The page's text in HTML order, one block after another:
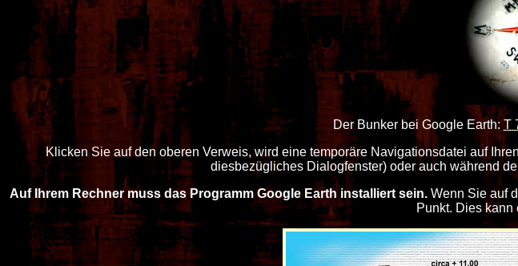
Der Bunker bei Google Earth:T
Klicken Sie auf den oberen Verweis, wird eine temporäre Navigationsdatei auf
diesbezügliches Dialogfenster) oder auch während
Auf Ihrem Rechner muss das Programm Google Earth installiert sein. Wenn Sie auf
Punkt. Dies